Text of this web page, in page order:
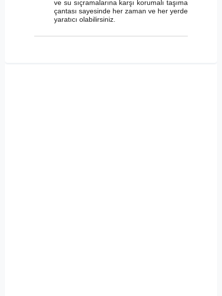
ve su sıçramalarına karşı korumalı taşıma
çantası sayesinde her zaman ve her yerde
yaratıcı olabilirsiniz.